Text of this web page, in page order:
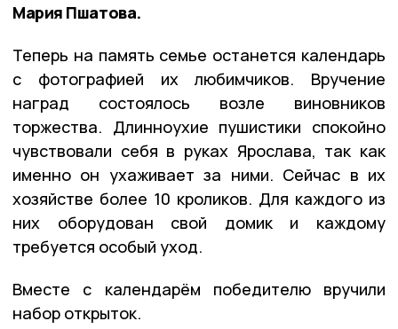
Мария Пшатова.
Теперь на память семье останется календарь
с фотографией их любимчиков. Вручение
наград состоялось возле виновников
торжества. Длинноухие пушистики спокойно
чувствовали себя в руках Ярослава, так как
именно он ухаживает за ними. Сейчас в их
хозяйстве более 10 кроликов. Для каждого из
них оборудован свой домик и каждому
требуется особый уход.
Вместе с календарём победителю вручили
набор открыток.